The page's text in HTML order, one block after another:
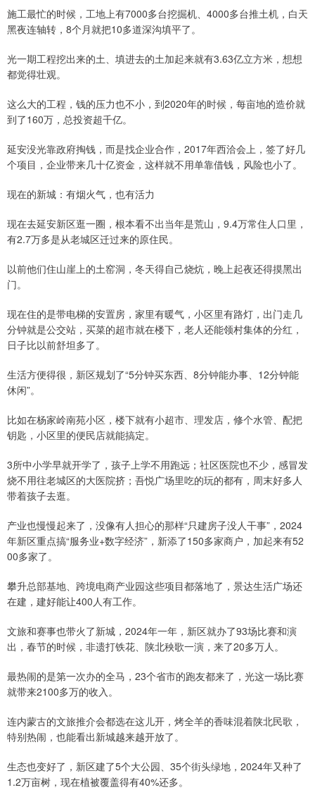
施工最忙的时候，工地上有7000多台挖掘机、4000多台推土机，白天
黑夜连轴转，8个月就把10多道深沟填平了。
光一期工程挖出来的土、填进去的土加起来就有3.63亿立方米，想想
都觉得壮观。
这么大的工程，钱的压力也不小，到2020年的时候，每亩地的造价就
到了160万，总投资超千亿。
延安没光靠政府掏钱，而是找企业合作，2017年西洽会上，签了好几
个项目，企业带来几十亿资金，这样就不用单靠借钱，风险也小了。
现在的新城：有烟火气，也有活力
现在去延安新区逛一圈，根本看不出当年是荒山，9.4万常住人口里，
有2.7万多是从老城区迁过来的原住民。
以前他们住山崖上的土窑洞，冬天得自己烧炕，晚上起夜还得摸黑出
门。
现在住的是带电梯的安置房，家里有暖气，小区里有路灯，出门走几
分钟就是公交站，买菜的超市就在楼下，老人还能领村集体的分红，
日子比以前舒坦多了。
生活方便得很，新区规划了“5分钟买东西、8分钟能办事、12分钟能
休闲”。
比如在杨家岭南苑小区，楼下就有小超市、理发店，修个水管、配把
钥匙，小区里的便民店就能搞定。
3所中小学早就开学了，孩子上学不用跑远；社区医院也不少，感冒发
烧不用往老城区的大医院挤；吾悦广场里吃的玩的都有，周末好多人
带着孩子去逛。
产业也慢慢起来了，没像有人担心的那样“只建房子没人干事”，2024
年新区重点搞“服务业+数字经济”，新添了150多家商户，加起来有52
00多家了。
攀升总部基地、跨境电商产业园这些项目都落地了，景达生活广场还
在建，建好能让400人有工作。
文旅和赛事也带火了新城，2024年一年，新区就办了93场比赛和演
出，春节的时候，非遗打铁花、陕北秧歌一演，来了20多万人。
最热闹的是第一次办的全马，23个省市的跑友都来了，光这一场比赛
就带来2100多万的收入。
连内蒙古的文旅推介会都选在这儿开，烤全羊的香味混着陕北民歌，
特别热闹，也能看出新城越来越开放了。
生态也变好了，新区建了5个大公园、35个街头绿地，2024年又种了
1.2万亩树，现在植被覆盖得有40%还多。